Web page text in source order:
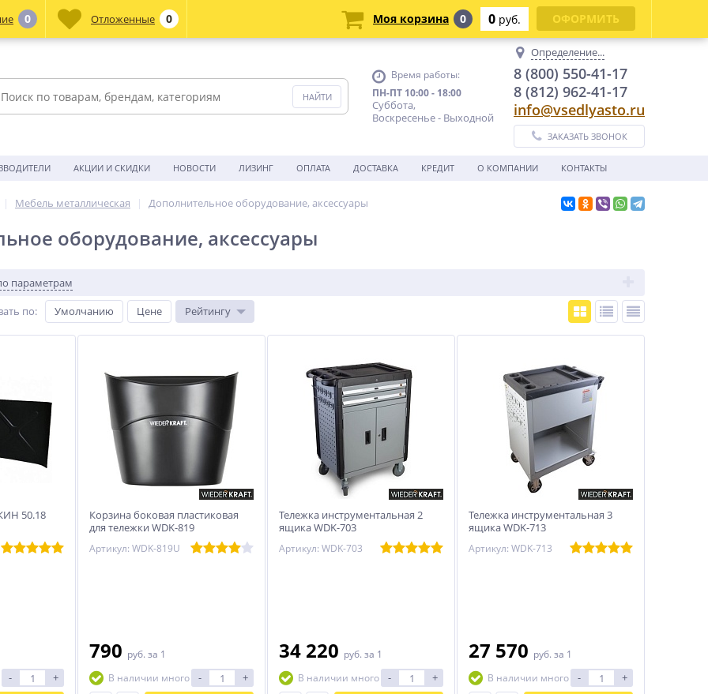
Время работы:
ПН-ПТ 10:00 - 18:00
Суббота,
Воскресенье - Выходной
Определение...
8 (800) 550-41-17
8 (812) 962-41-17
info@vsedlyasto.ru
ЗАКАЗАТЬ ЗВОНОК
АКЦИИ И СКИДКИ НОВОСТИ ЛИЗИНГ ОПЛАТА ДОСТАВКА КРЕДИТ О КОМПАНИИ КОНТАКТЫ
Мебель металлическая Дополнительное оборудование, аксессуары
оборудование, аксессуары
параметрам
по: Умолчанию Цене Рейтингу
50.18
- +
Корзина боковая пластиковая
для тележки WDK-819
Артикул: WDK-819U
790 руб. за 1
В наличии много
- +
Тележка инструментальная 2
ящика WDK-703
Артикул: WDK-703
34 220 руб. за 1
В наличии много
- +
Тележка инструментальная 3
ящика WDK-713
Артикул: WDK-713
27 570 руб. за 1
В наличии много
- +
0 Отложенные 0 Моя корзина 0 0 руб. ОФОРМИТЬ